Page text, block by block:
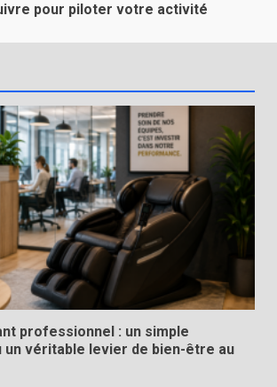
pour piloter votre activité
professionnel : un simple
un véritable levier de bien-être au